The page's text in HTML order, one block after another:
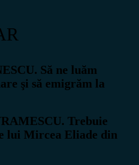
Să ne luăm
şi să emigrăm la
Trebuie
lui Mircea Eliade din